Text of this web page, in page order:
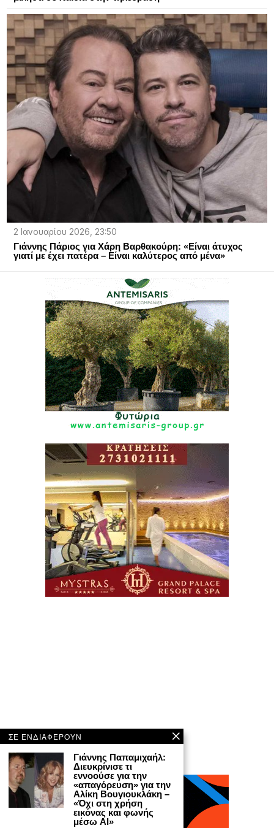
2 Ιανουαρίου 2026, 23:50
Γιάννης Πάριος για Χάρη Βαρθακούρη: «Eίναι άτυχος
γιατί με έχει πατέρα – Είναι καλύτερος από μένα»
ΣΕ ΕΝΔΙΑΦΕΡΟΥΝ
Γιάννης Παπαμιχαήλ:
Διευκρίνισε τι
εννοούσε για την
«απαγόρευση» για την
Αλίκη Βουγιουκλάκη –
«Όχι στη χρήση
εικόνας και φωνής
μέσω AI»